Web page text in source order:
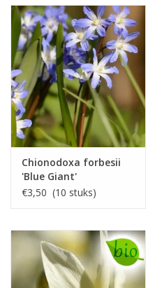
Chionodoxa forbesii
'Blue Giant'
€3,50 (10 stuks)